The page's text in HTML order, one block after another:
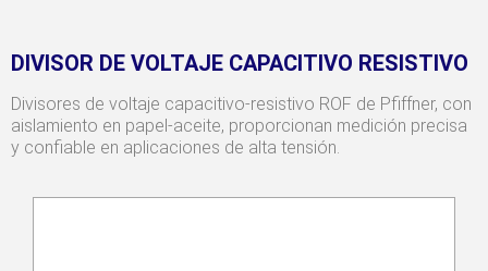
DIVISOR DE VOLTAJE CAPACITIVO RESISTIVO
Divisores de voltaje capacitivo-resistivo ROF de Pfiffner, con
aislamiento en papel-aceite, proporcionan medición precisa
y confiable en aplicaciones de alta tensión.